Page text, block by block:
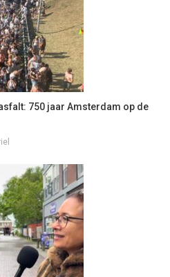
750 jaar Amsterdam op de